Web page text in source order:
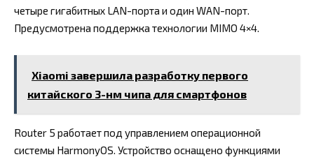
четыре гигабитных LAN-порта и один WAN-порт.
Предусмотрена поддержка технологии MIMO 4×4.
Xiaomi завершила разработку первого
китайского 3-нм чипа для смартфонов
Router 5 работает под управлением операционной
системы HarmonyOS. Устройство оснащено функциями